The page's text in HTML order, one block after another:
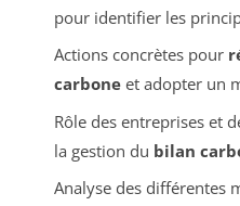
pour identifier les
Actions concrètes pour
carboneet adopter un
Rôle des entreprises et
la gestion du bilan
Analyse des différentes